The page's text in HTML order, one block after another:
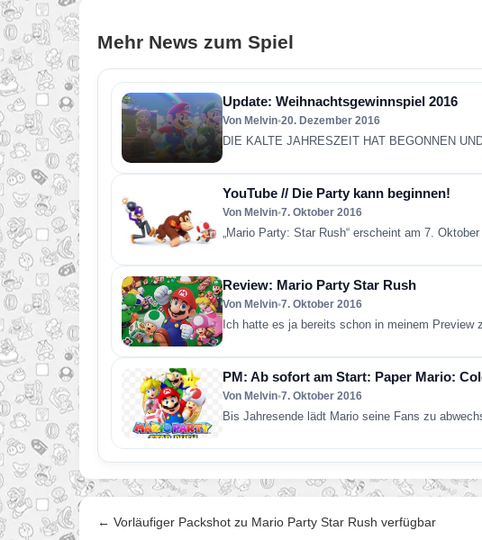
Mehr News zum Spiel
Update: Weihnachtsgewinnspiel 2016
Von Melvin•20. Dezember 2016
DIE KALTE JAHRESZEIT HAT BEGONNEN
YouTube // Die Party kann beginnen!
Von Melvin•7. Oktober 2016
„Mario Party: Star Rush“ erscheint am 7.
Review: Mario Party Star Rush
Von Melvin•7. Oktober 2016
Ich hatte es ja bereits schon in meinem
PM: Ab sofort am Start: Paper Mario:
Von Melvin•7. Oktober 2016
Bis Jahresende lädt Mario seine Fans zu
← Vorläufiger Packshot zu Mario Party Star Rush verfügbar